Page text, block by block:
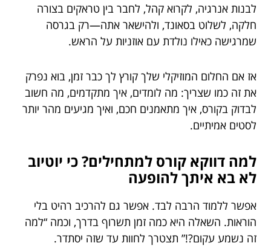
לבנות אנרגיה, לקרוא קהל, לחבר בין טראקים בצורה
חלקה, לשלוט בסאונד, ולהישאר אתה—רק בגרסה
שמרגישה כאילו נולדת עם אוזניות על הראש.
אז אם החלום המוזיקלי שלך קורץ לך כבר זמן, בוא נפרק
את זה כמו שצריך: מה לומדים, איך מתקדמים, מה חשוב
לבדוק בקורס, איך מתאמנים חכם, ואיך מגיעים מהר יותר
לסטים אמיתיים.
למה דווקא קורס למתחילים? כי יוטיוב
לא בא איתך להופעה
אפשר ללמוד הרבה לבד. אפשר גם להרכיב רהיט בלי
הוראות. השאלה היא כמה זמן תשרוף בדרך, וכמה “למה
זה נשמע עקום?!” תצטרך לחוות עד שזה יסתדר.